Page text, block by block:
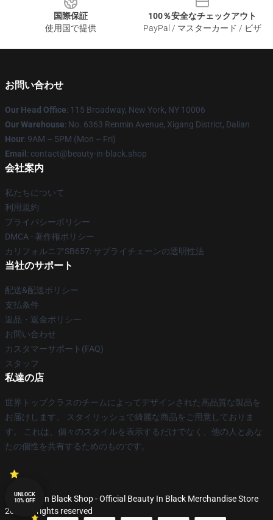
国際保証
使用国で提供
100％安全なチェックアウト
PayPal / マスターカード / ビザ
お問い合わせ
Our Head Office: 115 Broadway, New York, NY 10006
Our Warehouse: No. 6363 Renmin Avenue, Xigang District, Dalian
Hour: 9AM – 5PM (Mon – Fri)
Email : contact@beauty-in-black.shop
会社案内
私たちについて
利用規約
プライバシーポリシー
DMCA - 著作権ポリシー
カリフォルニアSB657: サプライチェーンの透明性法
当社のサポート
配送&配送ポリシー
支払条件
返品・返金ポリシー
お問い合わせ
カスタマーサポート(FAQ)
スタッフ
私達の店
世界トップクラスのチームによってデザインされた高品質な製品を
お届けします。 スタイリッシュで綺麗な商品をご用意しておりま
す。 これは、個々のスタイルを表示するだけでなく、他の人とあな
たの個性を共有するためのものです。
© Beauty In Black Shop - Official Beauty In Black Merchandise Store
2026 all rights reserved
UNLOCK
10% OFF